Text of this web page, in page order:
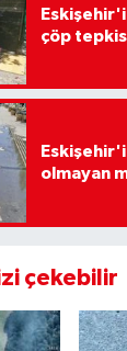
çöp
olmayan
çekebilir